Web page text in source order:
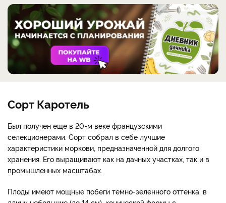
Сорт Каротель
Был получен еще в 20-м веке французскими
селекционерами. Сорт собрал в себе лучшие
характеристики моркови, предназначенной для долгого
хранения. Его выращивают как на дачных участках, так и в
промышленных масштабах.
Плоды имеют мощные побеги темно-зеленного оттенка, в